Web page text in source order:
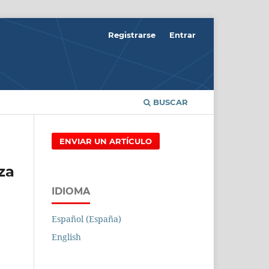
BUSCAR
Registrarse Entrar
ENVIAR UN ARTÍCULO
IDIOMA
Español (España)
English